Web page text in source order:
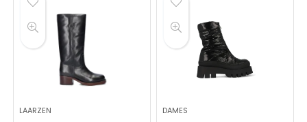
LAARZEN DAMES